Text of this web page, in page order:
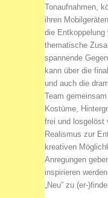
Tonaufnahmen,
ihren
die Entkoppelung
thematische
spannende
kann über die
und auch die
Team
Kostüme,
frei und losgelöst
Realismus zur
kreativen
Anregungen
inspirieren
„Neu” zu (er-